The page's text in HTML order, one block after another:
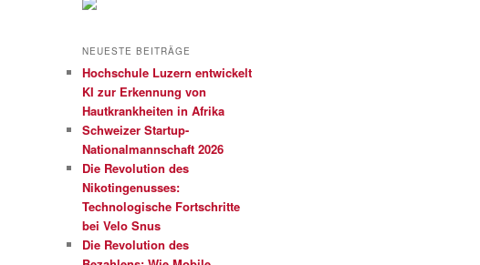
NEUESTE BEITRÄGE
Hochschule Luzern entwickelt
KI zur Erkennung von
Hautkrankheiten in Afrika
Schweizer Startup-
Nationalmannschaft 2026
Die Revolution des
Nikotingenusses:
Technologische Fortschritte
bei Velo Snus
Die Revolution des